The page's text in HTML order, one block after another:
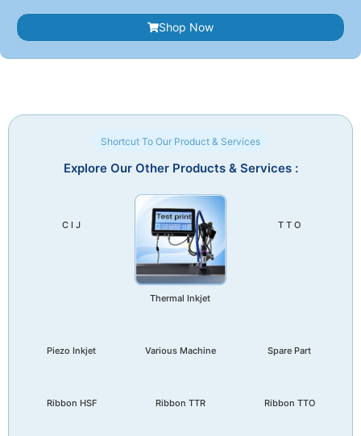
Shop Now
Shortcut To Our Product & Services
Explore Our Other Products & Services :
C I J
Thermal Inkjet
T T O
Piezo Inkjet Various Machine Spare Part
Ribbon HSF Ribbon TTR Ribbon TTO